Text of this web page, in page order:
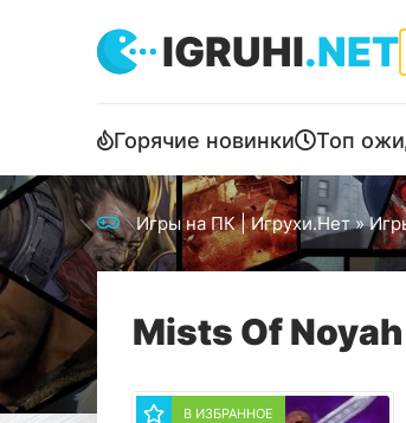
IGRUHI.NET
Горячие новинки Топ
Игры на ПК | Игрухи.Нет»
Mists Of Noyah
В ИЗБРАННОЕ